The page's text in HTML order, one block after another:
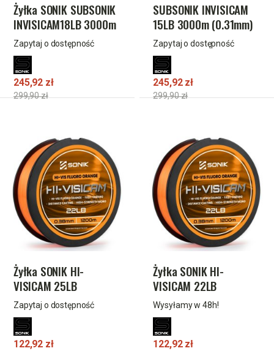
Żyłka SONIK SUBSONIK
INVISICAM18LB 3000m
(0.35mm)
Zapytaj o dostępność
245,92 zł
299,90 zł
SUBSONIK INVISICAM
15LB 3000m (0.31mm)
Zapytaj o dostępność
245,92 zł
299,90 zł
Żyłka SONIK HI-
VISICAM 25LB
1200M(0.41mm)ORANGE
Zapytaj o dostępność
122,92 zł
Żyłka SONIK HI-
VISICAM 22LB
1200M(0.38mm)ORANGE
Wysyłamy w 48h!
122,92 zł